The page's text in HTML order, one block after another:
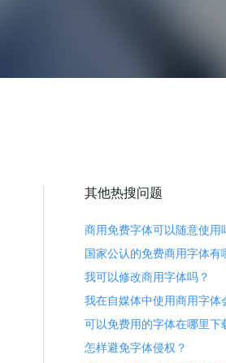
其他热搜问题
商用免费字体可以随意使用
国家公认的免费商用字体有
我可以修改商用字体吗？
我在自媒体中使用商用字体
可以免费用的字体在哪里下
怎样避免字体侵权？